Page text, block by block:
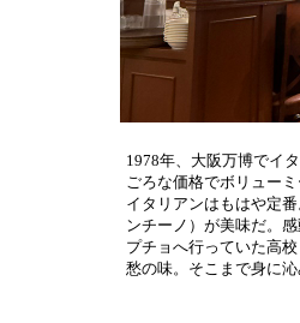
1978年、大阪万博でイ
ごろな価格でボリュー
イタリアンはもはや定
ンチーノ）が美味だ。
プチョへ行っていた高
愁の味。そこまで身に沁